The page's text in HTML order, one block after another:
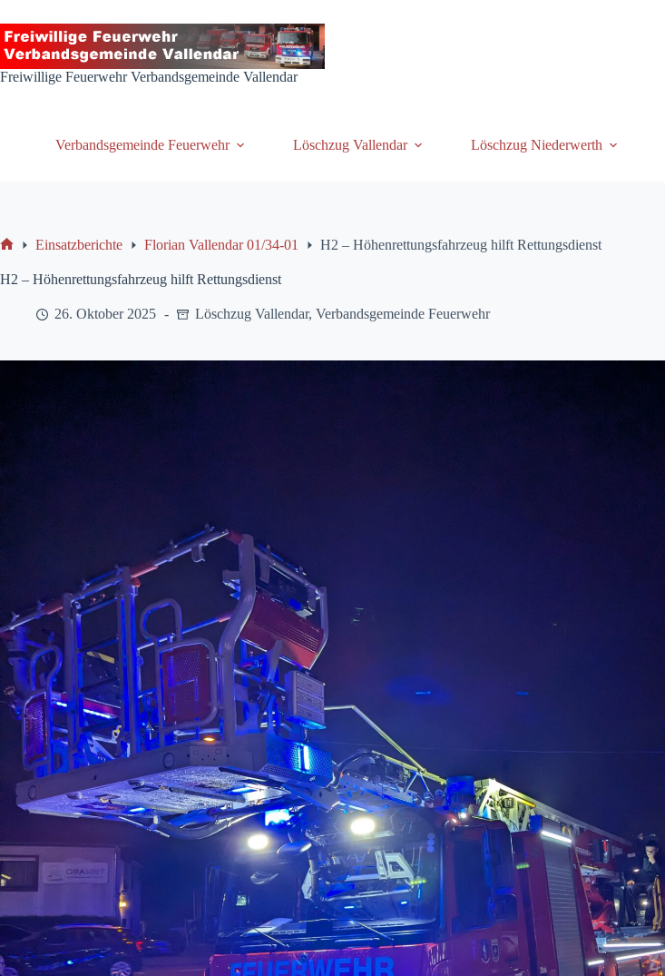
Inhalt
springen
Freiwillige Feuerwehr Verbandsgemeinde Vallendar
Verbandsgemeinde Feuerwehr Löschzug Vallendar Löschzug Niederwerth
Einsatzberichte Florian Vallendar 01/34-01 H2 – Höhenrettungsfahrzeug hilft Rettungsdienst
H2 – Höhenrettungsfahrzeug hilft Rettungsdienst
26. Oktober 2025 Löschzug Vallendar, Verbandsgemeinde Feuerwehr